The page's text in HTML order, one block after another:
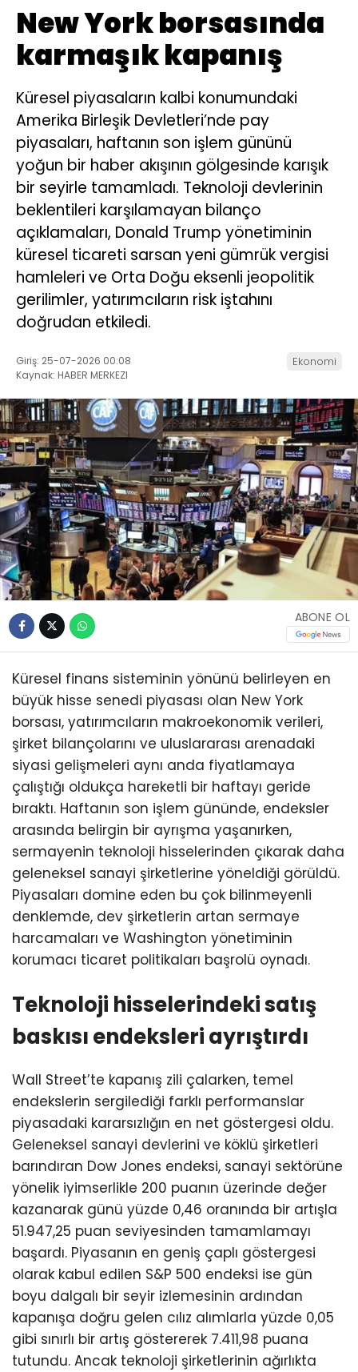
New York borsasında
karmaşık kapanış
Küresel piyasaların kalbi konumundaki
Amerika Birleşik Devletleri’nde pay
piyasaları, haftanın son işlem gününü
yoğun bir haber akışının gölgesinde karışık
bir seyirle tamamladı. Teknoloji devlerinin
beklentileri karşılamayan bilanço
açıklamaları, Donald Trump yönetiminin
küresel ticareti sarsan yeni gümrük vergisi
hamleleri ve Orta Doğu eksenli jeopolitik
gerilimler, yatırımcıların risk iştahını
doğrudan etkiledi.
Giriş: 25-07-2026 00:08
Kaynak: HABER MERKEZI
Ekonomi
ABONE OL
Küresel finans sisteminin yönünü belirleyen en
büyük hisse senedi piyasası olan New York
borsası, yatırımcıların makroekonomik verileri,
şirket bilançolarını ve uluslararası arenadaki
siyasi gelişmeleri aynı anda fiyatlamaya
çalıştığı oldukça hareketli bir haftayı geride
bıraktı. Haftanın son işlem gününde, endeksler
arasında belirgin bir ayrışma yaşanırken,
sermayenin teknoloji hisselerinden çıkarak daha
geleneksel sanayi şirketlerine yöneldiği görüldü.
Piyasaları domine eden bu çok bilinmeyenli
denklemde, dev şirketlerin artan sermaye
harcamaları ve Washington yönetiminin
korumacı ticaret politikaları başrolü oynadı.
Teknoloji hisselerindeki satış
baskısı endeksleri ayrıştırdı
Wall Street’te kapanış zili çalarken, temel
endekslerin sergilediği farklı performanslar
piyasadaki kararsızlığın en net göstergesi oldu.
Geleneksel sanayi devlerini ve köklü şirketleri
barındıran Dow Jones endeksi, sanayi sektörüne
yönelik iyimserlikle 200 puanın üzerinde değer
kazanarak günü yüzde 0,46 oranında bir artışla
51.947,25 puan seviyesinden tamamlamayı
başardı. Piyasanın en geniş çaplı göstergesi
olarak kabul edilen S&P 500 endeksi ise gün
boyu dalgalı bir seyir izlemesinin ardından
kapanışa doğru gelen cılız alımlarla yüzde 0,05
gibi sınırlı bir artış göstererek 7.411,98 puana
tutundu. Ancak teknoloji şirketlerinin ağırlıkta